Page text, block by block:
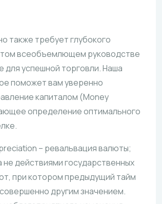
также требует глубокого
всеобъемлющем руководстве
успешной торговли. Наша
поможет вам уверенно
капиталом (Money
определение оптимального
– ревальвация валюты;
действиями государственных
при котором предыдущий тайм
другим значением.